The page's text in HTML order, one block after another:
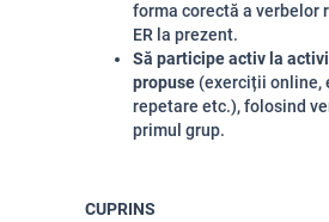
forma corectă a verbelor
ER la prezent.
Să participe activ la
propuse (exerciții online,
repetare etc.), folosind
primul grup.
CUPRINS